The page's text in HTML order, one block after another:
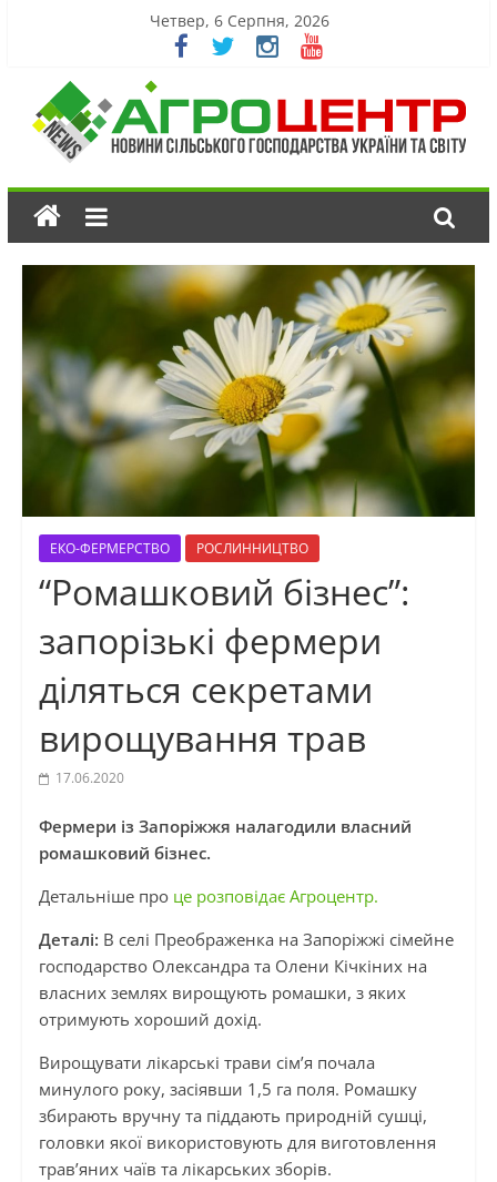
Четвер, 6 Серпня, 2026
ЕКО-ФЕРМЕРСТВО РОСЛИННИЦТВО
“Ромашковий бізнес”:
запорізькі фермери
діляться секретами
вирощування трав
17.06.2020
Фермери із Запоріжжя налагодили власний
ромашковий бізнес.
Детальніше про це розповідає Агроцентр.
Деталі: В селі Преображенка на Запоріжжі сімейне
господарство Олександра та Олени Кічкіних на
власних землях вирощують ромашки, з яких
отримують хороший дохід.
Вирощувати лікарські трави сім’я почала
минулого року, засіявши 1,5 га поля. Ромашку
збирають вручну та піддають природній сушці,
головки якої використовують для виготовлення
трав’яних чаїв та лікарських зборів.